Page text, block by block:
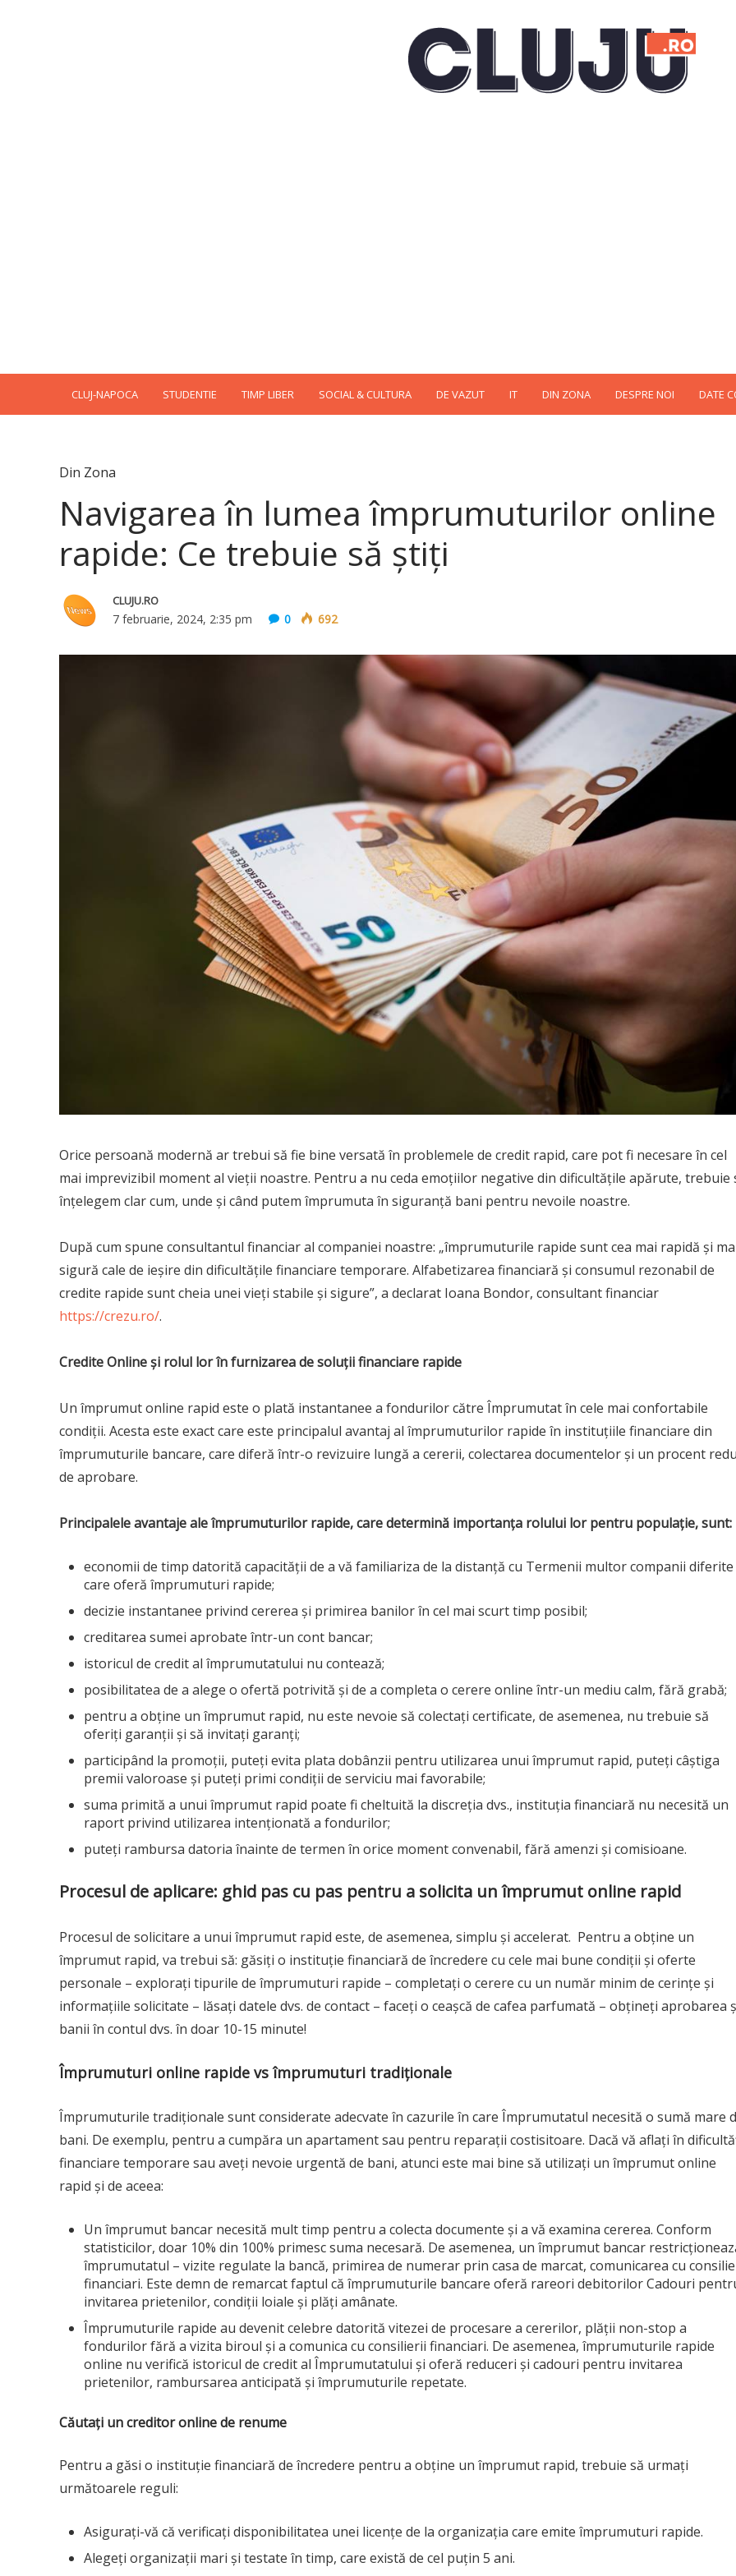
CLUJ-NAPOCA STUDENTIE TIMP LIBER SOCIAL & CULTURA DE VAZUT IT DIN ZONA DESPRE NOI DATE
Din Zona
Navigarea în lumea împrumuturilor online
rapide: Ce trebuie să știți
CLUJU.RO
7 februarie, 2024, 2:35 pm 0 692
Orice persoană modernă ar trebui să fie bine versată în problemele de credit rapid, care pot fi necesare în cel
mai imprevizibil moment al vieții noastre. Pentru a nu ceda emoțiilor negative din dificultățile apărute, trebuie
înțelegem clar cum, unde și când putem împrumuta în siguranță bani pentru nevoile noastre.
După cum spune consultantul financiar al companiei noastre: „împrumuturile rapide sunt cea mai rapidă și
sigură cale de ieșire din dificultățile financiare temporare. Alfabetizarea financiară și consumul rezonabil de
credite rapide sunt cheia unei vieți stabile și sigure”, a declarat Ioana Bondor, consultant financiar
https://crezu.ro/.
Credite Online și rolul lor în furnizarea de soluții financiare rapide
Un împrumut online rapid este o plată instantanee a fondurilor către Împrumutat în cele mai confortabile
condiții. Acesta este exact care este principalul avantaj al împrumuturilor rapide în instituțiile financiare din
împrumuturile bancare, care diferă într-o revizuire lungă a cererii, colectarea documentelor și un procent
de aprobare.
Principalele avantaje ale împrumuturilor rapide, care determină importanța rolului lor pentru populație, sunt:
economii de timp datorită capacității de a vă familiariza de la distanță cu Termenii multor companii diferite
care oferă împrumuturi rapide;
decizie instantanee privind cererea și primirea banilor în cel mai scurt timp posibil;
creditarea sumei aprobate într-un cont bancar;
istoricul de credit al împrumutatului nu contează;
posibilitatea de a alege o ofertă potrivită și de a completa o cerere online într-un mediu calm, fără grabă;
pentru a obține un împrumut rapid, nu este nevoie să colectați certificate, de asemenea, nu trebuie să
oferiți garanții și să invitați garanți;
participând la promoții, puteți evita plata dobânzii pentru utilizarea unui împrumut rapid, puteți câștiga
premii valoroase și puteți primi condiții de serviciu mai favorabile;
suma primită a unui împrumut rapid poate fi cheltuită la discreția dvs., instituția financiară nu necesită un
raport privind utilizarea intenționată a fondurilor;
puteți rambursa datoria înainte de termen în orice moment convenabil, fără amenzi și comisioane.
Procesul de aplicare: ghid pas cu pas pentru a solicita un împrumut online rapid
Procesul de solicitare a unui împrumut rapid este, de asemenea, simplu și accelerat. Pentru a obține un
împrumut rapid, va trebui să: găsiți o instituție financiară de încredere cu cele mai bune condiții și oferte
personale – explorați tipurile de împrumuturi rapide – completați o cerere cu un număr minim de cerințe și
informațiile solicitate – lăsați datele dvs. de contact – faceți o ceașcă de cafea parfumată – obțineți aprobarea
banii în contul dvs. în doar 10-15 minute!
Împrumuturi online rapide vs împrumuturi tradiționale
Împrumuturile tradiționale sunt considerate adecvate în cazurile în care Împrumutatul necesită o sumă mare
bani. De exemplu, pentru a cumpăra un apartament sau pentru reparații costisitoare. Dacă vă aflați în
financiare temporare sau aveți nevoie urgentă de bani, atunci este mai bine să utilizați un împrumut online
rapid și de aceea:
Un împrumut bancar necesită mult timp pentru a colecta documente și a vă examina cererea. Conform
statisticilor, doar 10% din 100% primesc suma necesară. De asemenea, un împrumut bancar
împrumutatul – vizite regulate la bancă, primirea de numerar prin casa de marcat, comunicarea cu
financiari. Este demn de remarcat faptul că împrumuturile bancare oferă rareori debitorilor Cadouri
invitarea prietenilor, condiții loiale și plăți amânate.
Împrumuturile rapide au devenit celebre datorită vitezei de procesare a cererilor, plății non-stop a
fondurilor fără a vizita biroul și a comunica cu consilierii financiari. De asemenea, împrumuturile rapide
online nu verifică istoricul de credit al Împrumutatului și oferă reduceri și cadouri pentru invitarea
prietenilor, rambursarea anticipată și împrumuturile repetate.
Căutați un creditor online de renume
Pentru a găsi o instituție financiară de încredere pentru a obține un împrumut rapid, trebuie să urmați
următoarele reguli:
Asigurați-vă că verificați disponibilitatea unei licențe de la organizația care emite împrumuturi rapide.
Alegeți organizații mari și testate în timp, care există de cel puțin 5 ani.